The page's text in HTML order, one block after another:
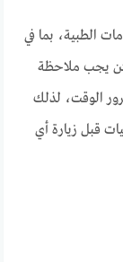
الطبية، بما في
لكن يجب ملاحظة
الوقت، لذلك
قبل زيارة أي